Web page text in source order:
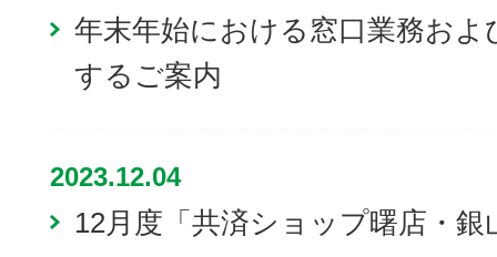
年末年始における窓口業務お
するご案内
2023.12.04
12月度「共済ショップ曙店・